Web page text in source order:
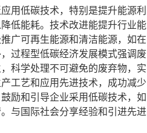
用低碳技术，特别是提升能源利
低能耗。技术改进能提升行业能
广可再生能源和清洁能源，如在
过程型低碳经济发展模式强调废
科学处理不可避免的废弃物，实
工艺和应用先进技术，成功减少
励和引导企业采用低碳技术，如
与国际社会分享经验和引进先进